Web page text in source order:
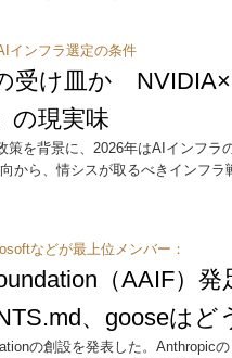
インフラ選定の条件
受け皿か
の現実味
策を背景に、2026年はAIインフラ
から、情シスが取るべきインフラ
などが最上位メンバー：
（AAIF）
、gooseはど
の創設を発表した。Anthropic